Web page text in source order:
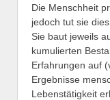
Die Menschheit
jedoch tut sie
Sie baut jeweils
kumulierten
Erfahrungen auf
Ergebnisse
Lebenstätigkeit